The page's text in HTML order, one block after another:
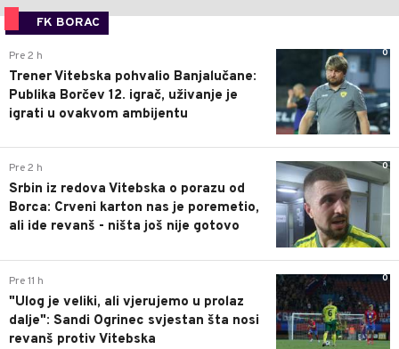
FK BORAC
0
Pre 2 h
Trener Vitebska pohvalio Banjalučane:
Publika Borčev 12. igrač, uživanje je
igrati u ovakvom ambijentu
0
Pre 2 h
Srbin iz redova Vitebska o porazu od
Borca: Crveni karton nas je poremetio,
ali ide revanš - ništa još nije gotovo
0
Pre 11 h
"Ulog je veliki, ali vjerujemo u prolaz
dalje": Sandi Ogrinec svjestan šta nosi
revanš protiv Vitebska